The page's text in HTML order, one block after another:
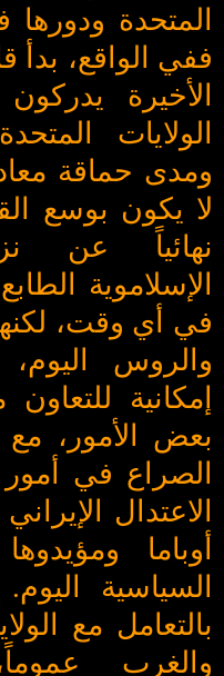
المتحدة
ففي الواقع، بدأ
الأخيرة
الولايات
ومدى حماقة
لا يكون بوسع
نهائياً عن
الإسلاموية
في أي وقت،
والروس
إمكانية
بعض الأمور،
الصراع في
الاعتدال
أوباما
السياسية اليوم.
بالتعامل مع
والغرب